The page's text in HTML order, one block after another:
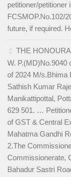
petitioner/petitioner
FCSMOP.No.102/
future, if required.
THE
W. P.(MD)No.9040
of 2024 M/s.Bhima
Sathish Kumar
Manikattipottal,
629 501. …
of GST & Central
Mahatma Gandhi
2.The
Commissionerate,
Bahadur Sastri